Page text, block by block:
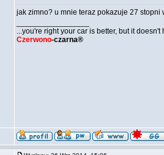
jak zimno? u mnie teraz pokazuje 27 stopni
...you're right your car is better, but it doesn't
Czerwono-czarna®